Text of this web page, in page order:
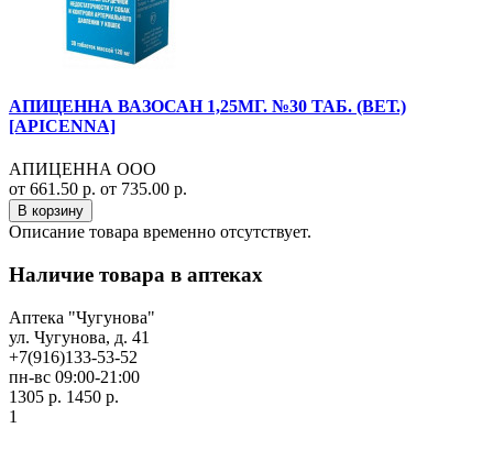
АПИЦЕННА ВАЗОСАН 1,25МГ. №30 ТАБ. (ВЕТ.)
[APICENNA]
АПИЦЕННА ООО
от 661.50 р. от 735.00 р.
В корзину
Описание товара временно отсутствует.
Наличие товара в аптеках
Аптека "Чугунова"
ул. Чугунова, д. 41
+7(916)133-53-52
пн-вс 09:00-21:00
1305 р. 1450 р.
1